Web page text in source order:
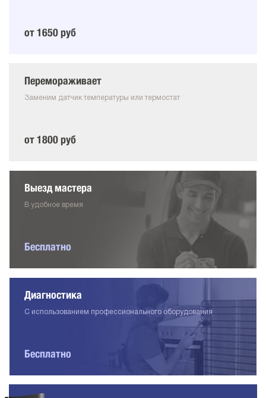
от 1650 руб
Перемораживает
Заменим датчик температуры или термостат
от 1800 руб
Выезд мастера
В удобное время
Бесплатно
Диагностика
С использованием профессионального оборудования
Бесплатно